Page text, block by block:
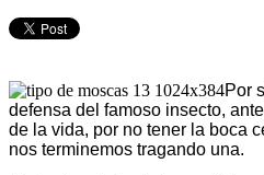
Por
defensa del famoso insecto,
de la vida, por no tener la boca
nos terminemos tragando una.